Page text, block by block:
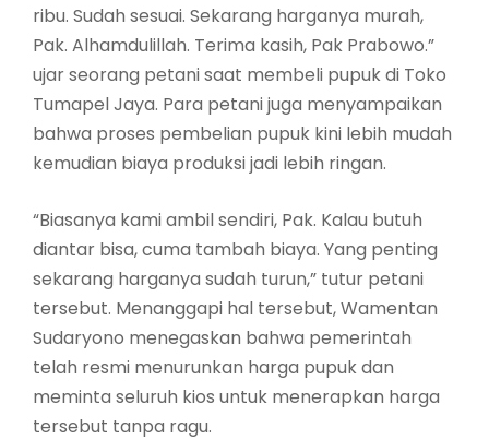
ribu. Sudah sesuai. Sekarang harganya murah,
Pak. Alhamdulillah. Terima kasih, Pak Prabowo.”
ujar seorang petani saat membeli pupuk di Toko
Tumapel Jaya. Para petani juga menyampaikan
bahwa proses pembelian pupuk kini lebih mudah
kemudian biaya produksi jadi lebih ringan.
“Biasanya kami ambil sendiri, Pak. Kalau butuh
diantar bisa, cuma tambah biaya. Yang penting
sekarang harganya sudah turun,” tutur petani
tersebut. Menanggapi hal tersebut, Wamentan
Sudaryono menegaskan bahwa pemerintah
telah resmi menurunkan harga pupuk dan
meminta seluruh kios untuk menerapkan harga
tersebut tanpa ragu.